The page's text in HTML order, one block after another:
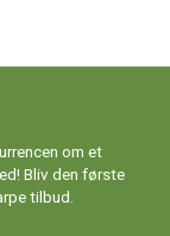
om et
Bliv den første
tilbud.